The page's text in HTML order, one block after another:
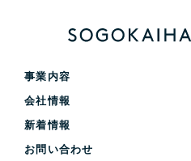
事業内容
会社情報
新着情報
お問い合わせ